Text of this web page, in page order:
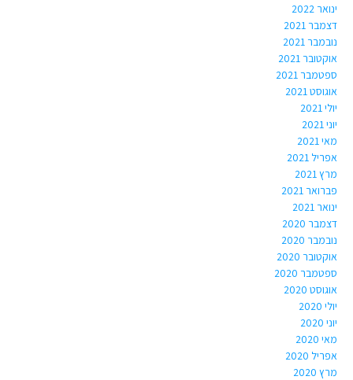
ינואר 2022
דצמבר 2021
נובמבר 2021
אוקטובר 2021
ספטמבר 2021
אוגוסט 2021
יולי 2021
יוני 2021
מאי 2021
אפריל 2021
מרץ 2021
פברואר 2021
ינואר 2021
דצמבר 2020
נובמבר 2020
אוקטובר 2020
ספטמבר 2020
אוגוסט 2020
יולי 2020
יוני 2020
מאי 2020
אפריל 2020
מרץ 2020